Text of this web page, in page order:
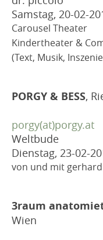
Samstag, 20-02-
Carousel Theater
Kindertheater &
(Text, Musik,
PORGY & BESS,
porgy(at)porgy.at
Weltbude
Dienstag, 23-02-
von und mit
3raum
Wien